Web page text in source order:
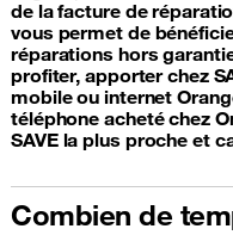
de la facture de
vous permet de
réparations hors
profiter, apporter chez
mobile ou internet
téléphone acheté chez
SAVE la plus proche et
Combien de